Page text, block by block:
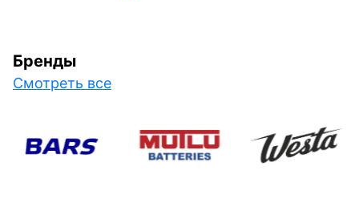
Бренды
Смотреть все